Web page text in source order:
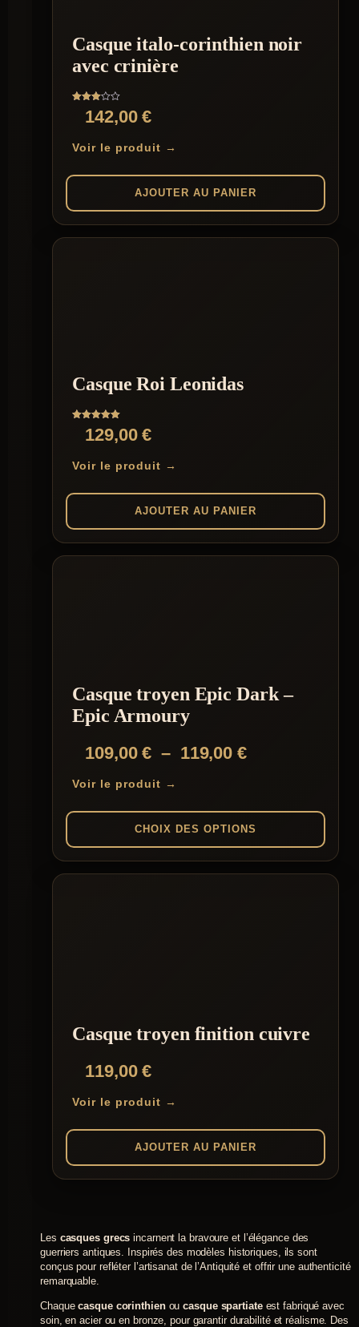
Casque italo-corinthien noir
avec crinière
Note142,00€
Voir le produit →
AJOUTER AU PANIER
Casque Roi Leonidas
Note129,00€
Voir le produit →
AJOUTER AU PANIER
Casque troyen Epic Dark –
Epic Armoury
109,00€ – 119,00€Plage
109,00 €
à
119,00 €
Voir le produit →
CHOIX DES OPTIONS
produit
pageCasque troyen finition cuivre
119,00€
Voir le produit →
AJOUTER AU PANIER
Les casques grecs incarnent la bravoure et l’élégance des
guerriers antiques. Inspirés des modèles historiques, ils sont
conçus pour refléter l’artisanat de l’Antiquité et offrir une authenticité
remarquable.
Chaquecasque corinthienoucasque spartiateest fabriqué avec
soin, en acier ou en bronze, pour garantir durabilité et réalisme. Des